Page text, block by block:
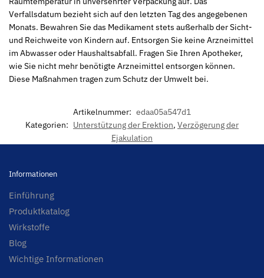
Verfallsdatum bezieht sich auf den letzten Tag des angegebenen
Monats. Bewahren Sie das Medikament stets außerhalb der Sicht-
und Reichweite von Kindern auf. Entsorgen Sie keine Arzneimittel
im Abwasser oder Haushaltsabfall. Fragen Sie Ihren Apotheker,
wie Sie nicht mehr benötigte Arzneimittel entsorgen können.
Diese Maßnahmen tragen zum Schutz der Umwelt bei.
Artikelnummer: edaa05a547d1
Kategorien: Unterstützung der Erektion, Verzögerung der
Ejakulation
Informationen
Einführung
Produktkatalog
Wirkstoffe
Blog
Wichtige Informationen